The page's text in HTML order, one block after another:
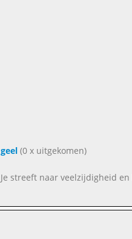
geel(0 x uitgekomen)
Je streeft naar veelzijdigheid